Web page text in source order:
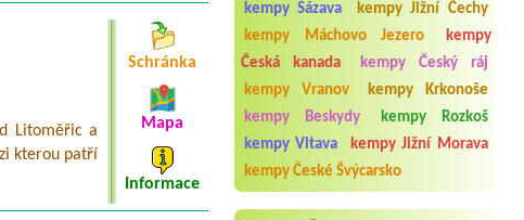
Termín od 2026-08-10 |Obytné sudy
Branov
2L sud
Termín od 2027-07-29 |Autokemp
Koryčany
1x6l chatka
Termín od 2026-07-24 | KEMP Pod
Smrkem
kempy Sázava
kempy Jižní Čechy
kempy Máchovo Jezero
kempy
Česká kanada
kempy Český ráj
kempy Vranov
kempy Krkonoše
kempy Beskydy
kempy Rozkoš
kempy Vltava
kempy Jižní Morava
kempy České Švýcarsko
Litoměřic a
kterou patří
Schránka
Mapa
Informace